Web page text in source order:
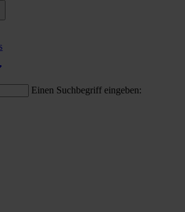
Einen Suchbegriff eingeben: